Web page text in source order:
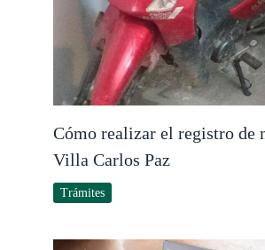
Cómo realizar el registro de
Villa Carlos Paz
Trámites